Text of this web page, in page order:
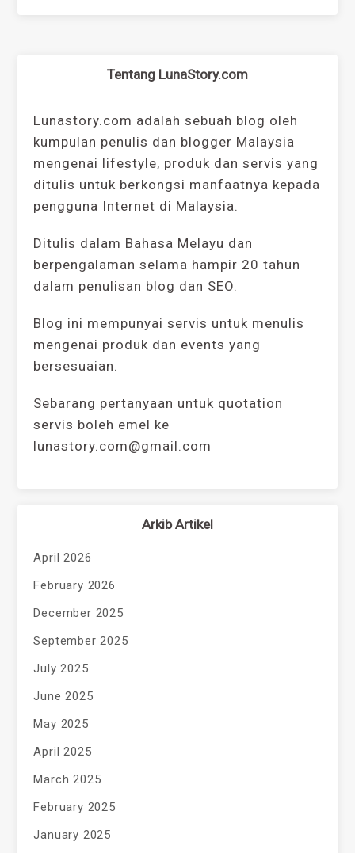
Tentang LunaStory.com
Lunastory.com adalah sebuah blog oleh
kumpulan penulis dan blogger Malaysia
mengenai lifestyle, produk dan servis yang
ditulis untuk berkongsi manfaatnya kepada
pengguna Internet di Malaysia.
Ditulis dalam Bahasa Melayu dan
berpengalaman selama hampir 20 tahun
dalam penulisan blog dan SEO.
Blog ini mempunyai servis untuk menulis
mengenai produk dan events yang
bersesuaian.
Sebarang pertanyaan untuk quotation
servis boleh emel ke
lunastory.com@gmail.com
Arkib Artikel
April 2026
February 2026
December 2025
September 2025
July 2025
June 2025
May 2025
April 2025
March 2025
February 2025
January 2025